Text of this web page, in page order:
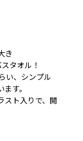
き
タオル！
い、シンプル
す。
スト入りで、開